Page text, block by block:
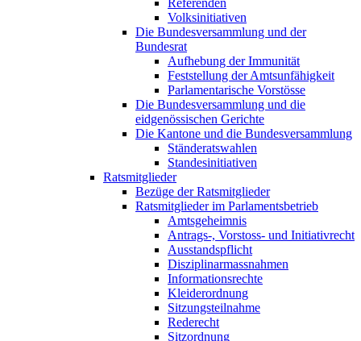
Referenden
Volksinitiativen
Die Bundesversammlung und der
Bundesrat
Aufhebung der Immunität
Feststellung der Amtsunfähigkeit
Parlamentarische Vorstösse
Die Bundesversammlung und die
eidgenössischen Gerichte
Die Kantone und die Bundesversammlung
Ständeratswahlen
Standesinitiativen
Ratsmitglieder
Bezüge der Ratsmitglieder
Ratsmitglieder im Parlamentsbetrieb
Amtsgeheimnis
Antrags-, Vorstoss- und Initiativrecht
Ausstandspflicht
Disziplinarmassnahmen
Informationsrechte
Kleiderordnung
Sitzungsteilnahme
Rederecht
Sitzordnung